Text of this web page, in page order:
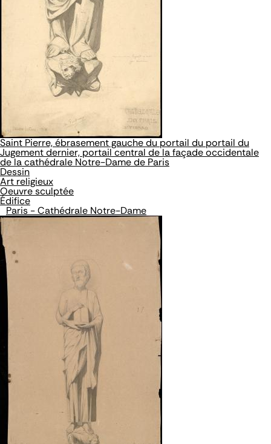
Saint Pierre, ébrasement gauche du portail du portail du
Jugement dernier, portail central de la façade occidentale
de la cathédrale Notre-Dame de Paris
Dessin
Art religieux
Oeuvre sculptée
Édifice
Paris - Cathédrale Notre-Dame